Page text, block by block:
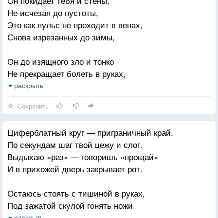
Не исчезая до пустоты,
Это как пульс не проходит в венах,
Снова изрезанных до зимы,
Он до изящного зло и тонко
Не прекращает болеть в руках,
А ты продолжаешь от ломки
Девочка, выпей и успокойся.
Как ни старайся — придется жить.
Есть у любимых такое свойство:
Не выведение из души.
раскрыть
Сохранить
Циферблатный круг — приграничный край.
По секундам шаг твой цежу и слог.
Выдыхаю «раз» — говоришь «прощай»
И в прихожей дверь закрывает рот.
Остаюсь стоять с тишиной в руках,
Под зажатой скулой гонять ножи